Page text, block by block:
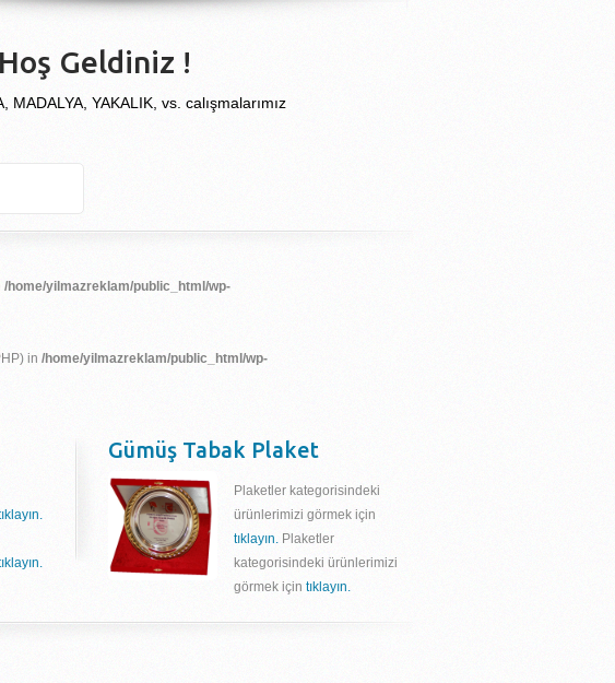
Geldiniz !
YAKALIK, vs. calışmalarımız
/home/yilmazreklam/public_html/wp-
in /home/yilmazreklam/public_html/wp-
Gümüş Tabak Plaket
Plaketler kategorisindeki
ürünlerimizi görmek için
tıklayın. Plaketler
kategorisindeki ürünlerimizi
görmek için tıklayın.